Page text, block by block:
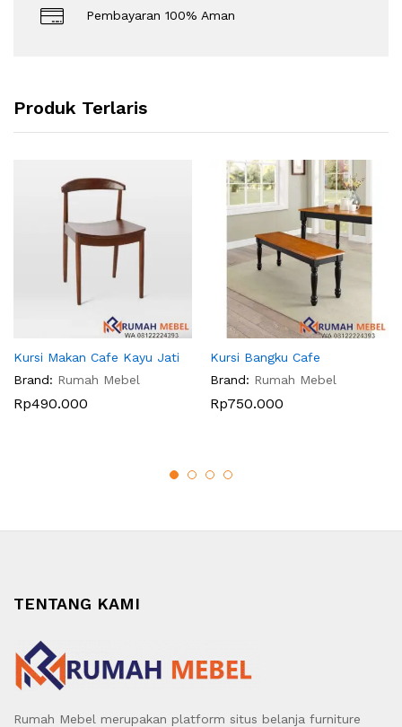
Pembayaran 100% Aman
Produk Terlaris
Kursi Makan Cafe Kayu Jati
Brand: Rumah Mebel
Rp490.000
Kursi Bangku Cafe
Brand: Rumah Mebel
Rp750.000
TENTANG KAMI
Rumah Mebel merupakan platform situs belanja furniture